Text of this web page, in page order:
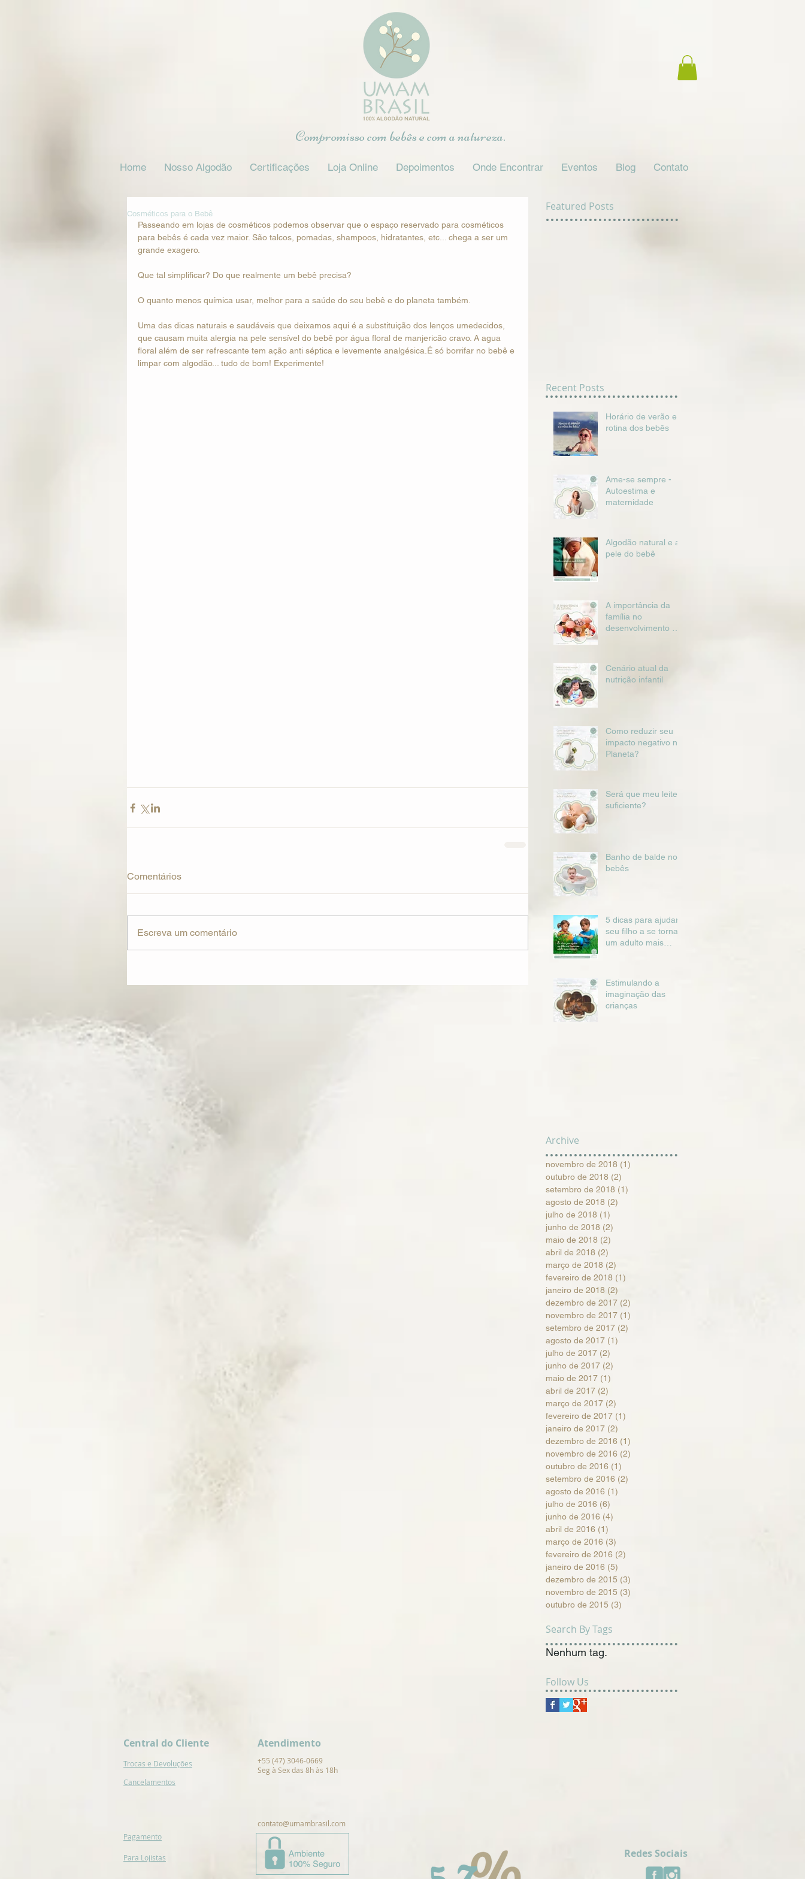
Compromisso com bebês e com a natureza.
Home Nosso Algodão Certificações Loja Online Depoimentos Onde Encontrar Eventos Blog Contato
Cosméticos para o Bebê
Passeando em lojas de cosméticos podemos observar que o espaço reservado para cosméticos
para bebês é cada vez maior. São talcos, pomadas, shampoos, hidratantes, etc... chega a ser um
grande exagero.
Que tal simplificar? Do que realmente um bebê precisa?
O quanto menos química usar, melhor para a saúde do seu bebê e do planeta também.
Uma das dicas naturais e saudáveis que deixamos aqui é a substituição dos lenços umedecidos,
que causam muita alergia na pele sensível do bebê por água floral de manjericão cravo. A agua
floral além de ser refrescante tem ação anti séptica e levemente analgésica.É só borrifar no bebê e
limpar com algodão... tudo de bom! Experimente!
Comentários
Escreva um comentário
Featured Posts
Recent Posts
Horário de verão e a
rotina dos bebês
Ame-se sempre -
Autoestima e
maternidade
Algodão natural e a
pele do bebê
A importância da
família no
desenvolvimento da
Cenário atual da
nutrição infantil
Como reduzir seu
impacto negativo no
Planeta?
Será que meu leite é
suficiente?
Banho de balde nos
bebês
5 dicas para ajudar
seu filho a se tornar
um adulto mais
Estimulando a
imaginação das
crianças
Archive
novembro de 2018 (1)
outubro de 2018 (2)
setembro de 2018 (1)
agosto de 2018 (2)
julho de 2018 (1)
junho de 2018 (2)
maio de 2018 (2)
abril de 2018 (2)
março de 2018 (2)
fevereiro de 2018 (1)
janeiro de 2018 (2)
dezembro de 2017 (2)
novembro de 2017 (1)
setembro de 2017 (2)
agosto de 2017 (1)
julho de 2017 (2)
junho de 2017 (2)
maio de 2017 (1)
abril de 2017 (2)
março de 2017 (2)
fevereiro de 2017 (1)
janeiro de 2017 (2)
dezembro de 2016 (1)
novembro de 2016 (2)
outubro de 2016 (1)
setembro de 2016 (2)
agosto de 2016 (1)
julho de 2016 (6)
junho de 2016 (4)
abril de 2016 (1)
março de 2016 (3)
fevereiro de 2016 (2)
janeiro de 2016 (5)
dezembro de 2015 (3)
novembro de 2015 (3)
outubro de 2015 (3)
Search By Tags
Nenhum tag.
Follow Us
Trocas e Devoluções
Cancelamentos
Central do Cliente Atendimento
+55 (47) 3046-0669
Seg à Sex das 8h às 18h
contato@umambrasil.com
Pagamento
Para Lojistas Redes Sociais